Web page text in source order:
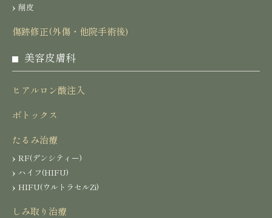
削皮
傷跡修正(外傷・他院手術後)
美容皮膚科
ヒアルロン酸注入
ボトックス
たるみ治療
RF(デンシティー)
ハイフ(HIFU)
HIFU(ウルトラセルZi)
しみ取り治療